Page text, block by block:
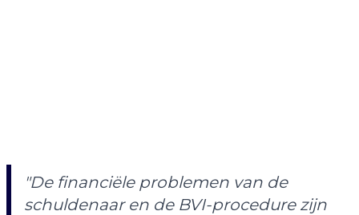
"De financiële problemen van de
schuldenaar en de BVI-procedure zijn